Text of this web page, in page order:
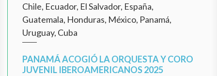
Chile, Ecuador, El Salvador, España,
Guatemala, Honduras, México, Panamá,
Uruguay, Cuba
PANAMÁ ACOGIÓ LA ORQUESTA Y CORO
JUVENIL IBEROAMERICANOS 2025